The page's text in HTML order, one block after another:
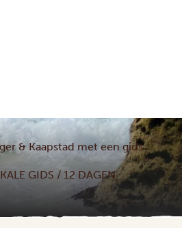
& Kaapstad met een gids
GIDS / 12 DAGEN